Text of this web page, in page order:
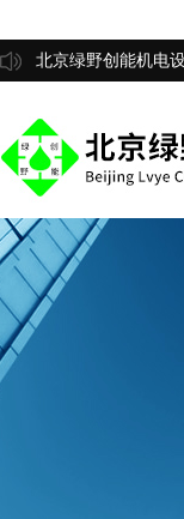
北京绿野创能机电